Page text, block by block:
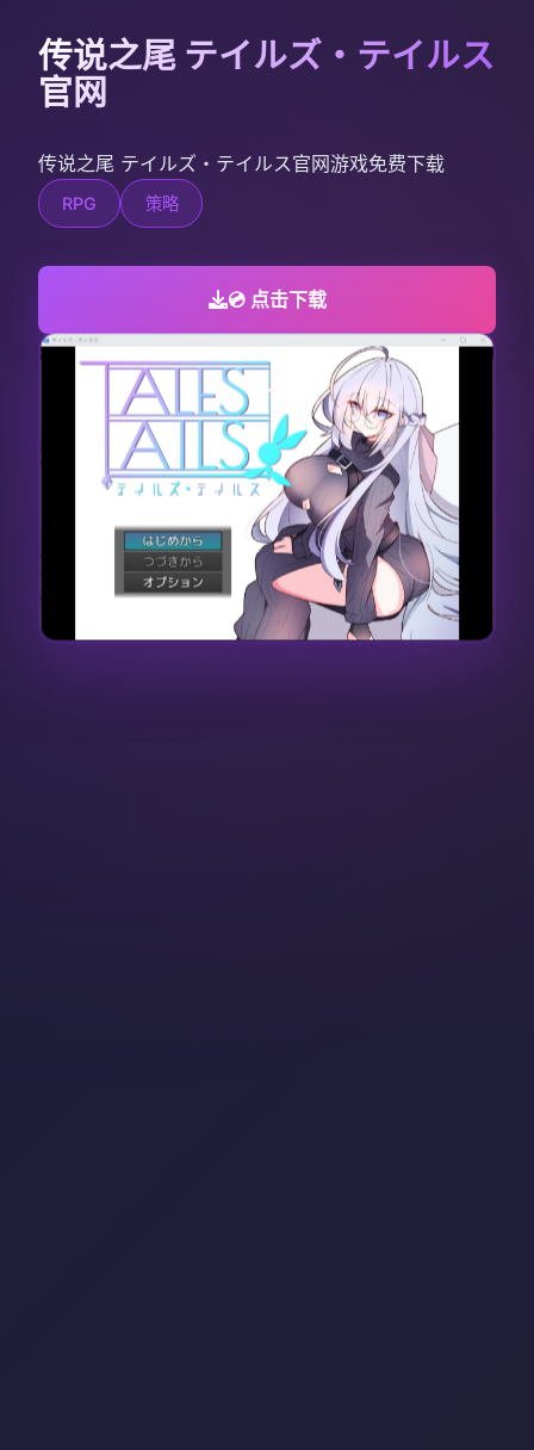
传说之尾 テイルズ・テイルス
官网
传说之尾 テイルズ・テイルス官网游戏免费下载
RPG 策略
💿 点击下载